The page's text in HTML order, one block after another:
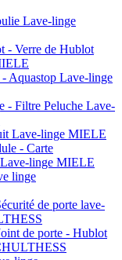
Lave-linge
- Verre de Hublot
Aquastop Lave-linge
- Filtre Peluche Lave-
Lave-linge MIELE
- Carte
linge MIELE
linge
de porte lave-
de porte - Hublot